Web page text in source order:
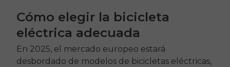
Cómo elegir la bicicleta
eléctrica adecuada
En 2025, el mercado europeo estará
desbordado de modelos de bicicletas eléctricas,